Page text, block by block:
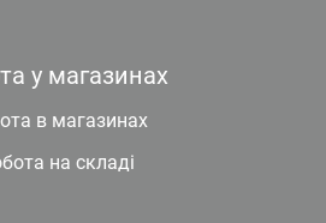
у магазинах
в магазинах
на складі